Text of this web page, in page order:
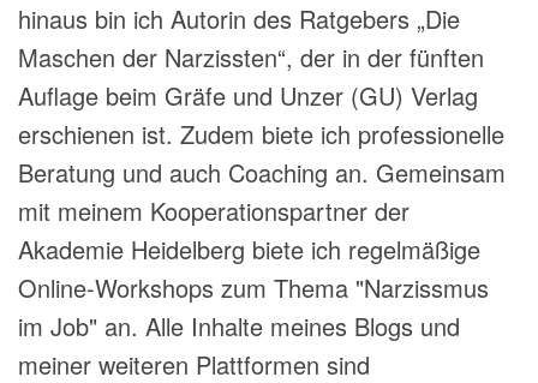
hinaus bin ich Autorin des Ratgebers „Die
Maschen der Narzissten“, der in der fünften
Auflage beim Gräfe und Unzer (GU) Verlag
erschienen ist. Zudem biete ich professionelle
Beratung und auch Coaching an. Gemeinsam
mit meinem Kooperationspartner der
Akademie Heidelberg biete ich regelmäßige
Online-Workshops zum Thema "Narzissmus
im Job" an. Alle Inhalte meines Blogs und
meiner weiteren Plattformen sind